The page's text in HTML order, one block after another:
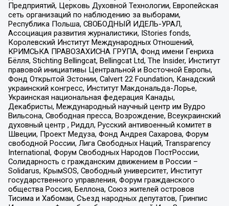
Предприятий, Церковь Духовной Технологии, Европейская
сеть организаций по наблюдению за выборами,
Республика Польша, СВОБОДНЫЙ ИДЕЛЬ-УРАЛ,
Ассоциация развития журналистики, IStories fonds,
Королевский Институт Международных Отношений,
КРИМСЬКА ПРАВОЗАХИСНА ГРУПА, Фонд имени Генриха
Бёлля, Stichting Bellingcat, Bellingcat Ltd, The Insider, Институт
правовой инициативы Центральной и Восточной Европы,
Фонд Открытой Эстонии, Calvert 22 Foundation, Канадский
украинский конгресс, Институт Макдональда-Лорье,
Украинская национальная федерация Канады,
Декабристы, Международный научный центр им Вудро
Вильсона, Свободная пресса, Возрождение, Всеукраинский
духовный центр , Риддл, Русский антивоенный комитет в
Швеции, Проект Медуза, Фонд Андрея Сахарова, Форум
свободной России, Лига Свободных Наций, Transparеncy
International, Форум Свободных Народов ПостРоссии,
Солидарность с гражданским движением в России –
Solidarus, КрымSOS, Свободный университет, Институт
государственного управления, Форум гражданского
общества Россия, Беллона, Союз жителей островов
Тисима и Хабомаи, Съезд народных депутатов, Гринпис